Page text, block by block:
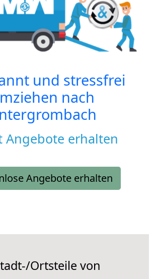
und stressfrei
nach
Angebote erhalten
Angebote erhalten
Ortsteile von